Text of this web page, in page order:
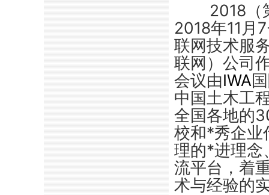
2018（
2018年11月
联网技术服
联网）公司
会议由IWA
中国土木工
全国各地的
校和*秀企业
理的*进理念
流平台，着
术与经验的